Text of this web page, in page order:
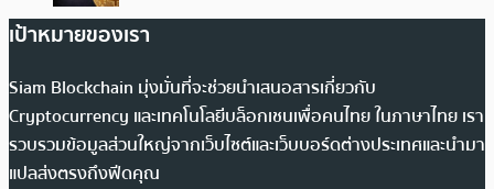
เป้าหมายของเรา
Siam Blockchain มุ่งมั่นที่จะช่วยนำเสนอสารเกี่ยวกับ
Cryptocurrency และเทคโนโลยีบล็อกเชนเพื่อคนไทย ในภาษาไทย เรา
รวบรวมข้อมูลส่วนใหญ่จากเว็บไซต์และเว็บบอร์ดต่างประเทศและนำมา
แปลส่งตรงถึงฟีดคุณ